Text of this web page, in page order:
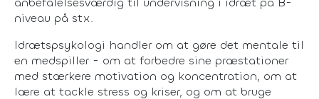
niveau på stx.
Idrætspsykologi handler om at gøre det mentale til
en medspiller - om at forbedre sine præstationer
med stærkere motivation og koncentration, om at
lære at tackle stress og kriser, og om at bruge